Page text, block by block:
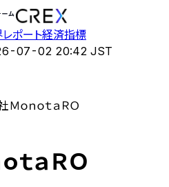
ポート経済指標
07-02 20:42 JST
ｏｎｏｔａＲＯ
ｔａＲＯ